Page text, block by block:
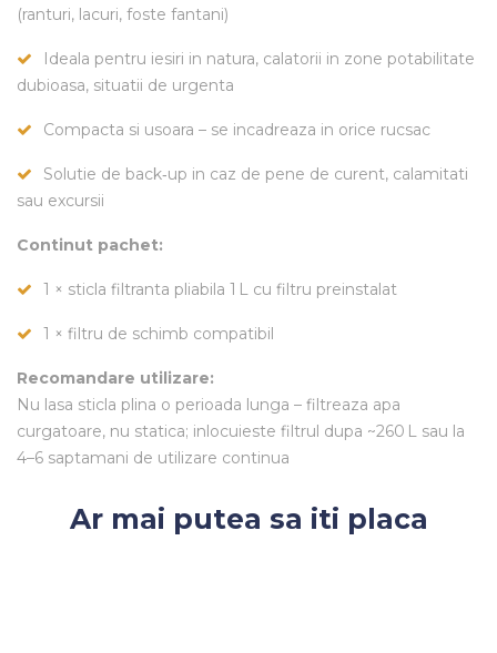
(ranturi, lacuri, foste fantani)
Ideala pentru iesiri in natura, calatorii in zone potabilitate
dubioasa, situatii de urgenta
Compacta si usoara – se incadreaza in orice rucsac
Solutie de back‑up in caz de pene de curent, calamitati
sau excursii
Continut pachet:
1 × sticla filtranta pliabila 1 L cu filtru preinstalat
1 × filtru de schimb compatibil
Recomandare utilizare:
Nu lasa sticla plina o perioada lunga – filtreaza apa
curgatoare, nu statica; inlocuieste filtrul dupa ~260 L sau la
4–6 saptamani de utilizare continua
Ar mai putea sa iti placa